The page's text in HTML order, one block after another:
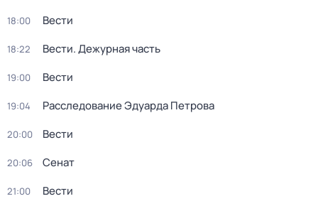
18:00 Вести
18:22 Вести. Дежурная часть
19:00 Вести
19:04 Расследование Эдуарда Петрова
20:00 Вести
20:06 Сенат
21:00 Вести